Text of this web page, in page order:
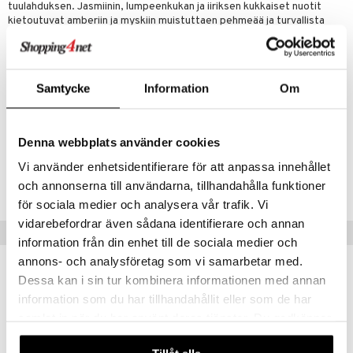
Samtycke Information Om
Denna webbplats använder cookies
Vi använder enhetsidentifierare för att anpassa innehållet
och annonserna till användarna, tillhandahålla funktioner
för sociala medier och analysera vår trafik. Vi
vidarebefordrar även sådana identifierare och annan
information från din enhet till de sociala medier och
annons- och analysföretag som vi samarbetar med.
Dessa kan i sin tur kombinera informationen med annan
information som du har tillhandahållit eller som de har
våra cookies vid fortsatt användande av vår webbplats.
tuulahduksen. Jasmiinin, lumpeenkukan ja iiriksen kukkaiset nuotit
kietoutuvat amberiin ja myskiin muistuttaen pehmeää ja turvallista
Raikas, puhdas ja turvallinen tuoksu, joka sopii heille, jotka haluavat
Ensituoksu:bergamotti, merelliset nuotit ja päärynä
Sydäntuoksu:jasmiini, lumpeenkukka ja iiris
Tuotenumero
C12SE-12-30-XX-XX
Suositut tuotteet